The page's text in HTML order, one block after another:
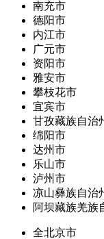
南充市
德阳市
内江市
广元市
资阳市
雅安市
攀枝花市
宜宾市
甘孜藏族自治
绵阳市
达州市
乐山市
泸州市
凉山彝族自治
阿坝藏族羌族
全北京市